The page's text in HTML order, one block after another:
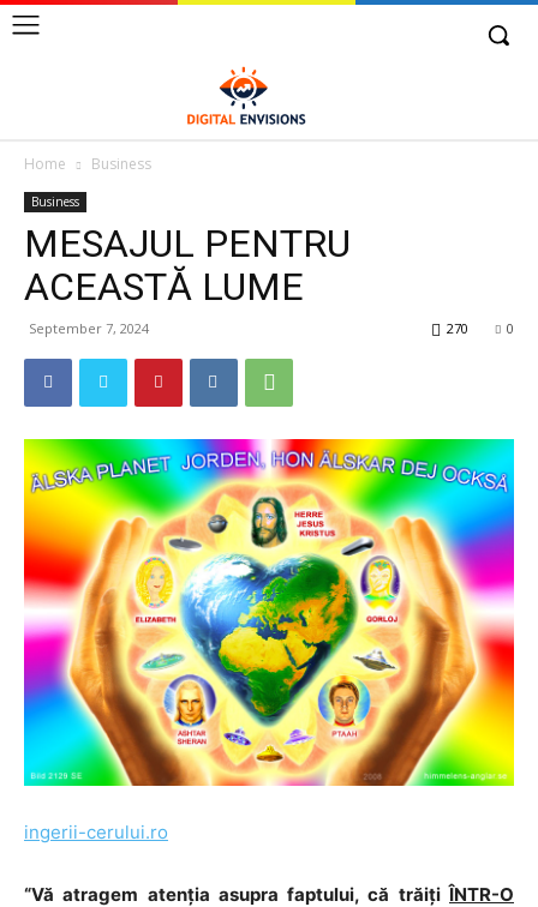
Home Business
Business
MESAJUL PENTRU
ACEASTĂ LUME
September 7, 2024 0
270
ingerii-cerului.ro
“Vă atragem atenția asupra faptului, că trăițiÎNTR-O